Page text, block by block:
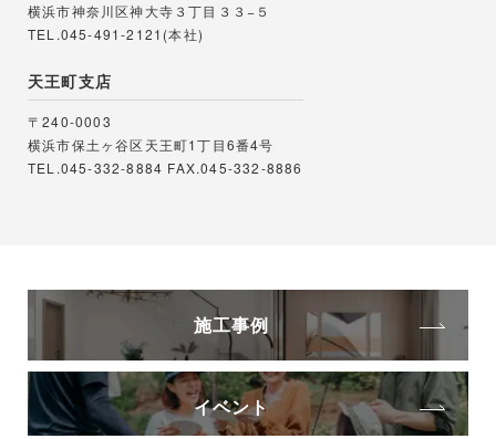
横浜市神奈川区神大寺３丁目３３−５
TEL.045-491-2121(本社)
天王町支店
〒240-0003
横浜市保土ヶ谷区天王町1丁目6番4号
TEL.045-332-8884 FAX.045-332-8886
施工事例
イベント